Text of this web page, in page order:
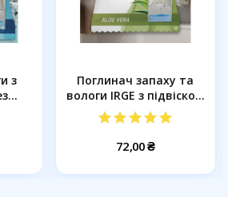
з
Поглинач запаху та
вологи IRGE з підвіскою
Алоє...
72,00 ₴